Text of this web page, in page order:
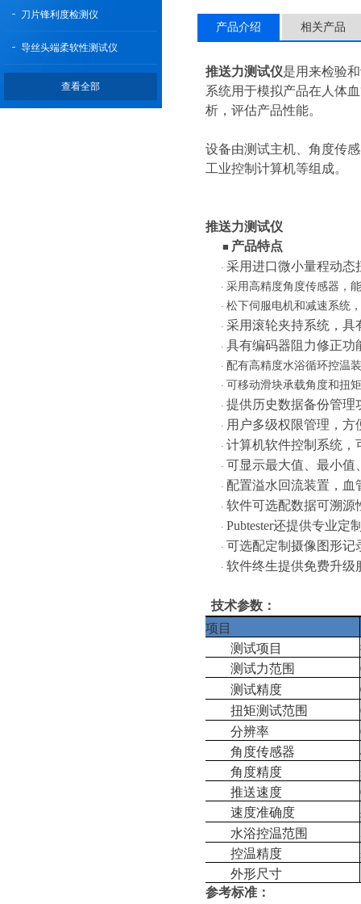
刀片锋利度检测仪
导丝头端柔软性测试仪
查看全部
产品介绍 相关产品
推送力测试仪是用来检验
系统用于模拟产品在人体
析，评估产品性能。
设备由测试主机、角度传
工业控制计算机等组成。
推送力测试仪
■ 产品特点
· 采用进口微小量程动态
· 采用高精度角度传感器，
· 松下伺服电机和减速系统
· 采用滚轮夹持系统，具
· 具有编码器阻力修正功
· 配有高精度水浴循环控温
· 可移动滑块承载角度和扭
· 提供历史数据备份管理
· 用户多级权限管理，
· 计算机软件控制系统，
· 可显示最大值、最小值
· 配置溢水回流装置，
· 软件可选配数据可溯源
· Pubtester还提供专业
· 可选配定制摄像图形记
· 软件终生提供免费升级
技术参数：
项目
测试项目
测试力范围
测试精度
扭矩测试范围
分辨率
角度传感器
角度精度
推送速度
速度准确度
水浴控温范围
控温精度
外形尺寸
参考标准：